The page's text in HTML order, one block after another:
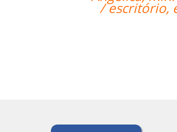
de uma forma prática
Curso de Alemão em Portland,